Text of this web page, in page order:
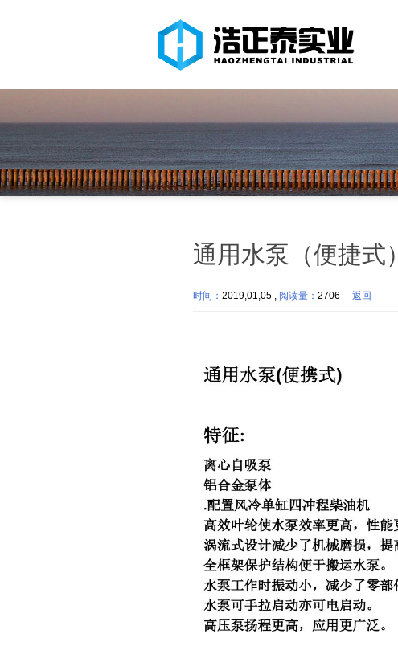
通用水泵（便捷式）
时间： 2019,01,05 , 阅读量： 2706 返回